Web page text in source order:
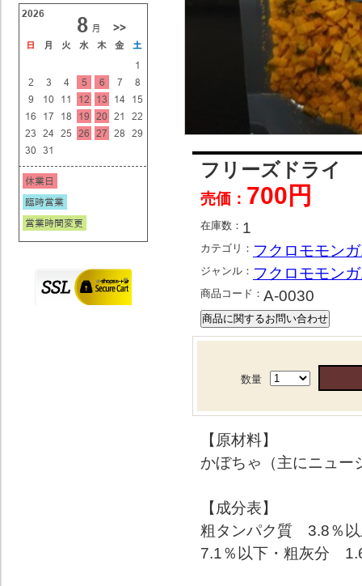
フリーズドライ
売価： 700円
在庫数： 1
カテゴリ： フクロモモン
ジャンル： フクロモモン
商品コード： A-0030
数量
【原材料】
かぼちゃ（主にニュー
【成分表】
粗タンパク質 3.8％
7.1％以下・粗灰分